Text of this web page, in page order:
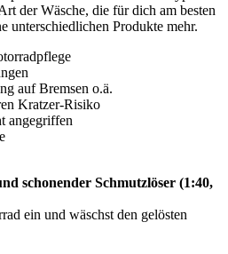
der Wäsche, die für dich am besten
unterschiedlichen Produkte mehr.
auf Bremsen o.ä.
Kratzer-Risiko
angegriffen
schonender Schmutzlöser (1:40,
ein und wäschst den gelösten